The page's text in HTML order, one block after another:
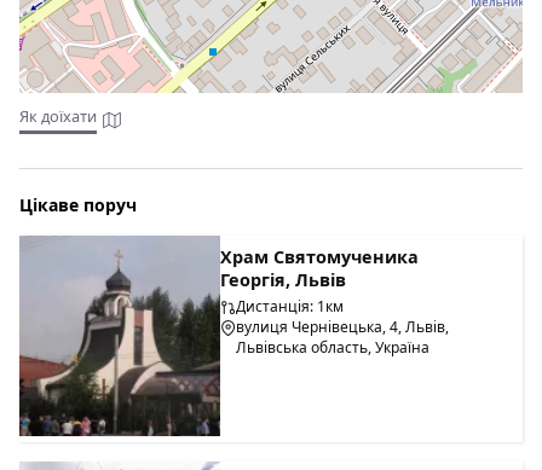
Як доїхати
Цікаве поруч
Храм Святомученика
Георгія, Львів
Дистанція: 1км
вулиця Чернівецька, 4, Львів,
Львівська область, Україна